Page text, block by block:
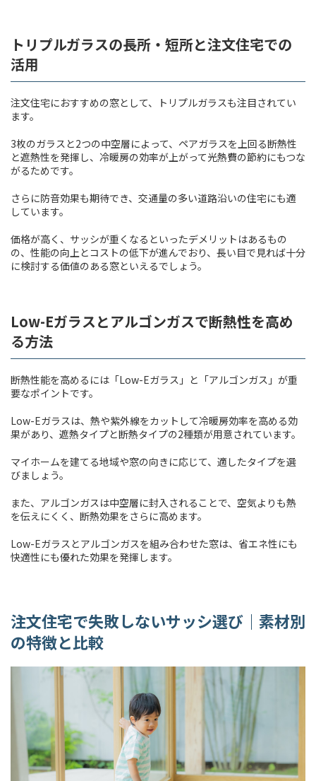
トリプルガラスの長所・短所と注文住宅での
活用
注文住宅におすすめの窓として、トリプルガラスも注目されてい
ます。
3枚のガラスと2つの中空層によって、ペアガラスを上回る断熱性
と遮熱性を発揮し、冷暖房の効率が上がって光熱費の節約にもつな
がるためです。
さらに防音効果も期待でき、交通量の多い道路沿いの住宅にも適
しています。
価格が高く、サッシが重くなるといったデメリットはあるもの
の、性能の向上とコストの低下が進んでおり、長い目で見れば十分
に検討する価値のある窓といえるでしょう。
Low-Eガラスとアルゴンガスで断熱性を高め
る方法
断熱性能を高めるには「Low-Eガラス」と「アルゴンガス」が重
要なポイントです。
Low-Eガラスは、熱や紫外線をカットして冷暖房効率を高める効
果があり、遮熱タイプと断熱タイプの2種類が用意されています。
マイホームを建てる地域や窓の向きに応じて、適したタイプを選
びましょう。
また、アルゴンガスは中空層に封入されることで、空気よりも熱
を伝えにくく、断熱効果をさらに高めます。
Low-Eガラスとアルゴンガスを組み合わせた窓は、省エネ性にも
快適性にも優れた効果を発揮します。
注文住宅で失敗しないサッシ選び｜素材別
の特徴と比較